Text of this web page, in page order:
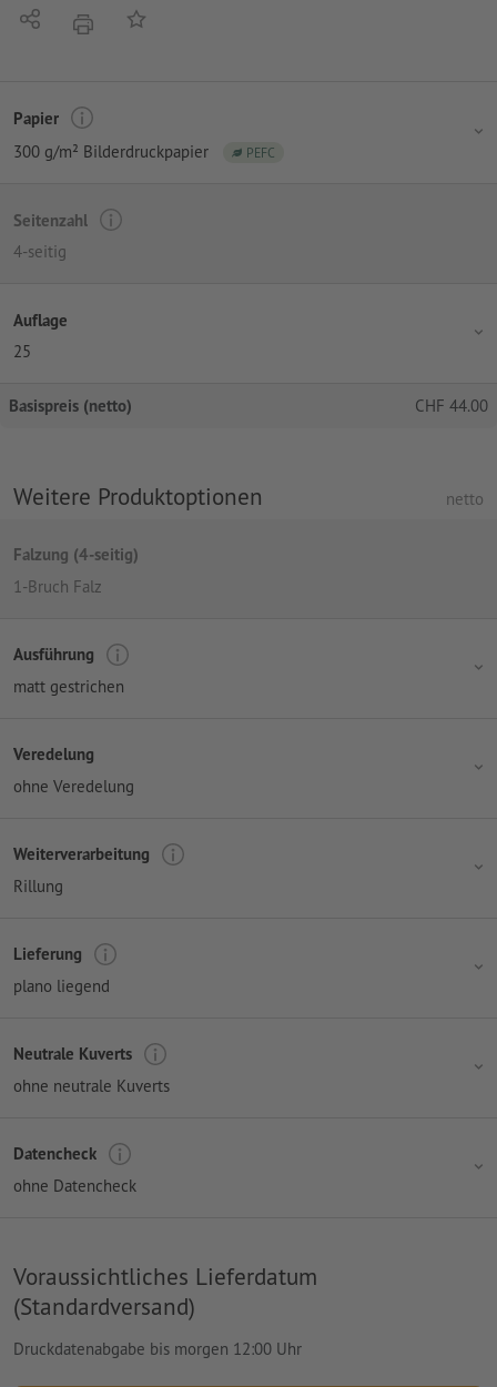
Teilen DruckenAuf die Merkliste
Papier
300 g/m² Bilderdruckpapier
PEFC
Seitenzahl
4-seitig
Auflage
25
Basispreis (netto) CHF 44.00
Weitere Produktoptionen netto
Falzung (4-seitig)
1-Bruch Falz
Ausführung
matt gestrichen
Veredelung
ohne Veredelung
Weiterverarbeitung
Rillung
Lieferung
plano liegend
Neutrale Kuverts
ohne neutrale Kuverts
Datencheck
ohne Datencheck
Voraussichtliches Lieferdatum
(Standardversand)
Druckdatenabgabe bis morgen 12:00 Uhr